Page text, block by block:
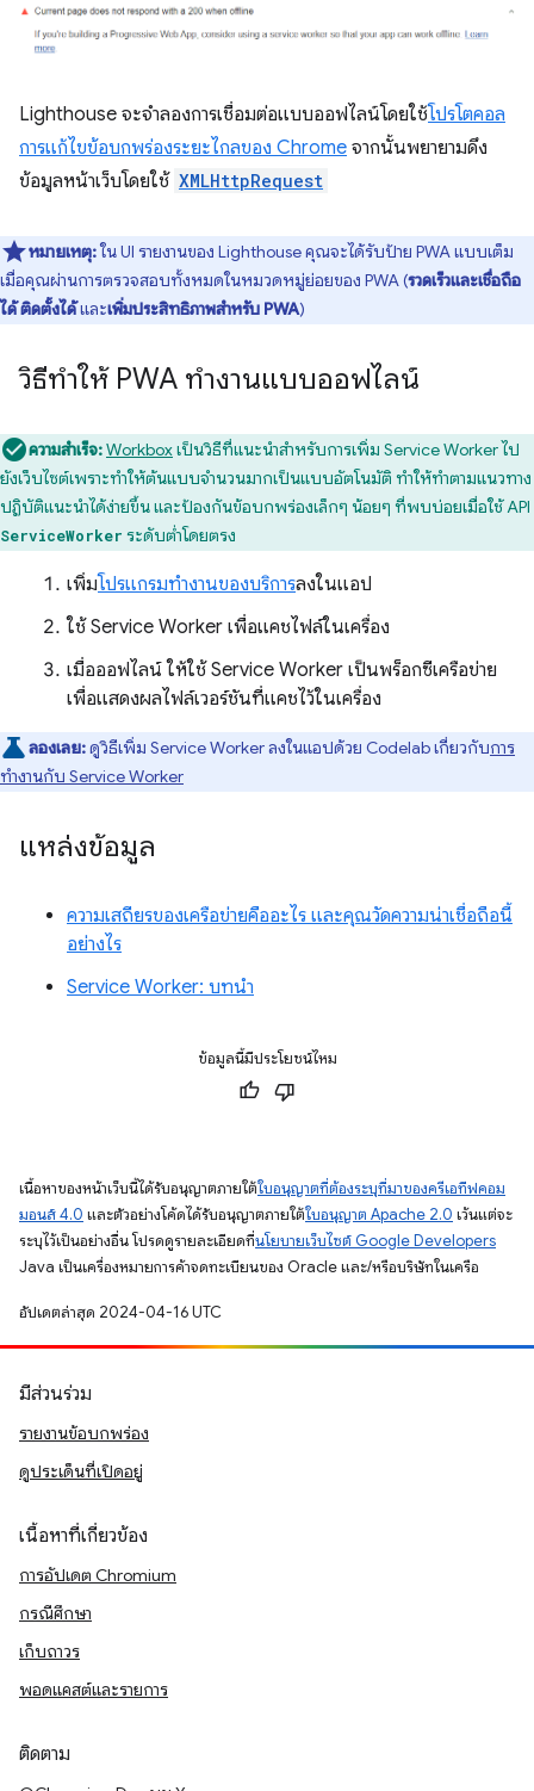
Lighthouse จะจำลองการเชื่อมต่อแบบออฟไลน์โดยใช้โปรโตคอล
การแก้ไขข้อบกพร่องระยะไกลของ Chrome จากนั้นพยายามดึง
ข้อมูลหน้าเว็บโดยใช้ XMLHttpRequest
หมายเหตุ:ใน UI รายงานของ Lighthouse คุณจะได้รับป้าย PWA แบบเต็ม
เมื่อคุณผ่านการตรวจสอบทั้งหมดในหมวดหมู่ย่อยของ PWA (รวดเร็วและเชื่อถือ
ได้ติดตั้งได้และเพิ่มประสิทธิภาพสำหรับ PWA)
วิธีทำให้ PWA ทำงานแบบออฟไลน์
ความสำเร็จ:Workboxเป็นวิธีที่แนะนำสำหรับการเพิ่ม Service Worker ไป
ยังเว็บไซต์เพราะทำให้ต้นแบบจำนวนมากเป็นแบบอัตโนมัติ ทำให้ทำตามแนวทาง
ปฏิบัติแนะนำได้ง่ายขึ้น และป้องกันข้อบกพร่องเล็กๆ น้อยๆ ที่พบบ่อยเมื่อใช้ API
ServiceWorker ระดับต่ำโดยตรง
เพิ่มโปรแกรมทำงานของบริการลงในแอป
ใช้ Service Worker เพื่อแคชไฟล์ในเครื่อง
เมื่อออฟไลน์ ให้ใช้ Service Worker เป็นพร็อกซีเครือข่าย
เพื่อแสดงผลไฟล์เวอร์ชันที่แคชไว้ในเครื่อง
ลองเลย:ดูวิธีเพิ่ม Service Worker ลงในแอปด้วย Codelab เกี่ยวกับการ
ทำงานกับ Service Worker
แหล่งข้อมูล
ความเสถียรของเครือข่ายคืออะไร และคุณวัดความน่าเชื่อถือนี้
อย่างไร
Service Worker: บทนำ
ข้อมูลนี้มีประโยชน์ไหม
เนื้อหาของหน้าเว็บนี้ได้รับอนุญาตภายใต้ใบอนุญาตที่ต้องระบุที่มาของครีเอทีฟคอม
มอนส์ 4.0 และตัวอย่างโค้ดได้รับอนุญาตภายใต้ใบอนุญาต Apache 2.0 เว้นแต่จะ
ระบุไว้เป็นอย่างอื่น โปรดดูรายละเอียดที่นโยบายเว็บไซต์ Google Developers
Java เป็นเครื่องหมายการค้าจดทะเบียนของ Oracle และ/หรือบริษัทในเครือ
อัปเดตล่าสุด 2024-04-16 UTC
มีส่วนร่วม
รายงานข้อบกพร่อง
ดูประเด็นที่เปิดอยู่
เนื้อหาที่เกี่ยวข้อง
การอัปเดต Chromium
กรณีศึกษา
เก็บถาวร
พอดแคสต์และรายการ
ติดตาม